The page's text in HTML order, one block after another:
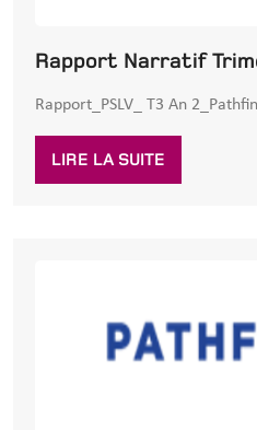
Rapport Narratif
Rapport_PSLV_ T3 An
LIRE LA SUITE